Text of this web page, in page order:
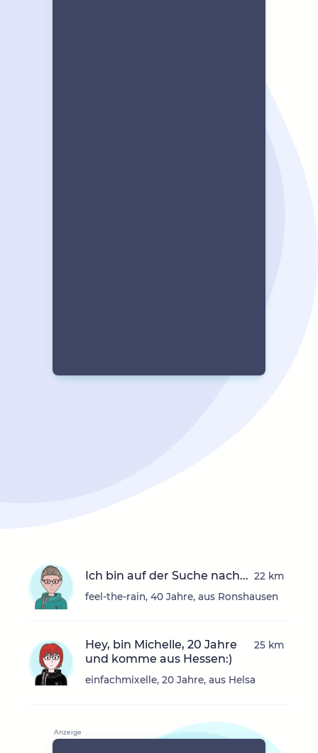
Ich bin auf der Suche nach...
feel-the-rain, 40 Jahre, aus Ronshausen
22 km
Hey, bin Michelle, 20 Jahre
und komme aus Hessen:)
einfachmixelle, 20 Jahre, aus Helsa
25 km